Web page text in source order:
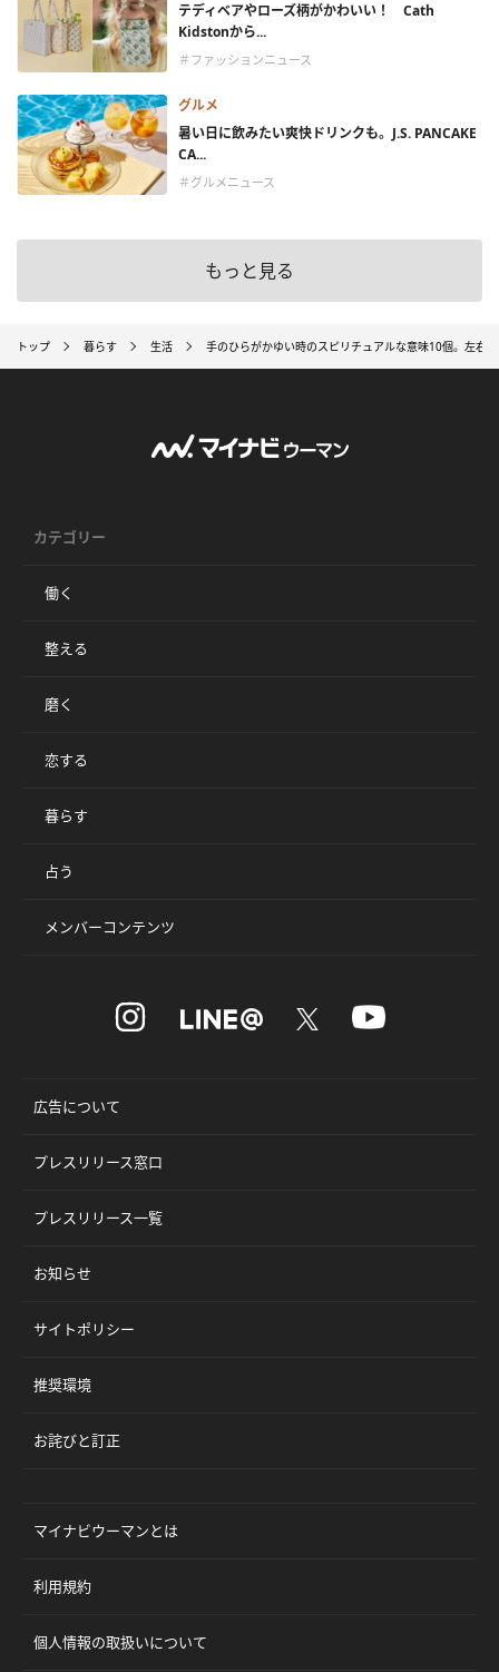
テディベアやローズ柄がかわいい！ Cath
Kidstonから...
＃ファッションニュース
グルメ
暑い日に飲みたい爽快ドリンクも。J.S. PANCAKE
CA...
＃グルメニュース
もっと見る
トップ 暮らす 生活 手のひらがかゆい時のスピリチュアルな意味10個。左右
カテゴリー
働く
整える
磨く
恋する
暮らす
占う
メンバーコンテンツ
広告について
プレスリリース窓口
プレスリリース一覧
お知らせ
サイトポリシー
推奨環境
お詫びと訂正
マイナビウーマンとは
利用規約
個人情報の取扱いについて